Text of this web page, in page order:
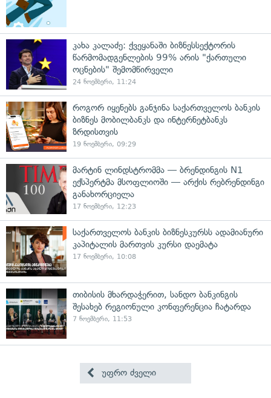
კახა კალაძე: ქვეყანაში ბიზნესსექტორის
წარმომადგენლების 99% არის "ქართული
ოცნების" შემომწირველი
24 ნოემბერი, 11:24
როგორ იყენებს განჯინა საქართველოს ბანკის
ბიზნეს მობილბანკს და ინტერნეტბანკს
ზრდისთვის
19 ნოემბერი, 09:29
მარტინ ლინდსტრომმა — ბრენდინგის N1
ექსპერტმა მსოფლიოში — არქის რებრენდინგი
განახორციელა
17 ნოემბერი, 12:23
საქართველოს ბანკის ბიზნესკურსს ადამიანური
კაპიტალის მართვის კურსი დაემატა
17 ნოემბერი, 10:08
თიბისის მხარდაჭერით, სანდო ბანკინგის
შესახებ რეგიონული კონფერენცია ჩატარდა
7 ნოემბერი, 11:53
უფრო ძველი